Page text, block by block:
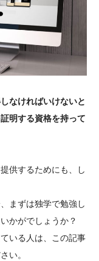
なければいけないと
明する資格を持って
供するためにも、し
まずは独学で勉強し
かがでしょうか？
いる人は、この記事
い。